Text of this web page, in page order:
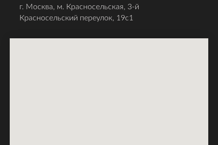
г. Москва, м. Красносельская, 3-й
Красносельский ​переулок, 19с1